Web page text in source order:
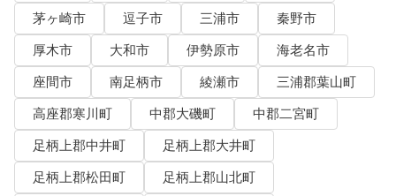
茅ヶ崎市
逗子市 三浦市
秦野市
厚木市
大和市 伊勢原市
海老名市
座間市
南足柄市 綾瀬市
三浦郡葉山町
高座郡寒川町
中郡大磯町
中郡二宮町
足柄上郡中井町
足柄上郡大井町
足柄上郡松田町
足柄上郡山北町